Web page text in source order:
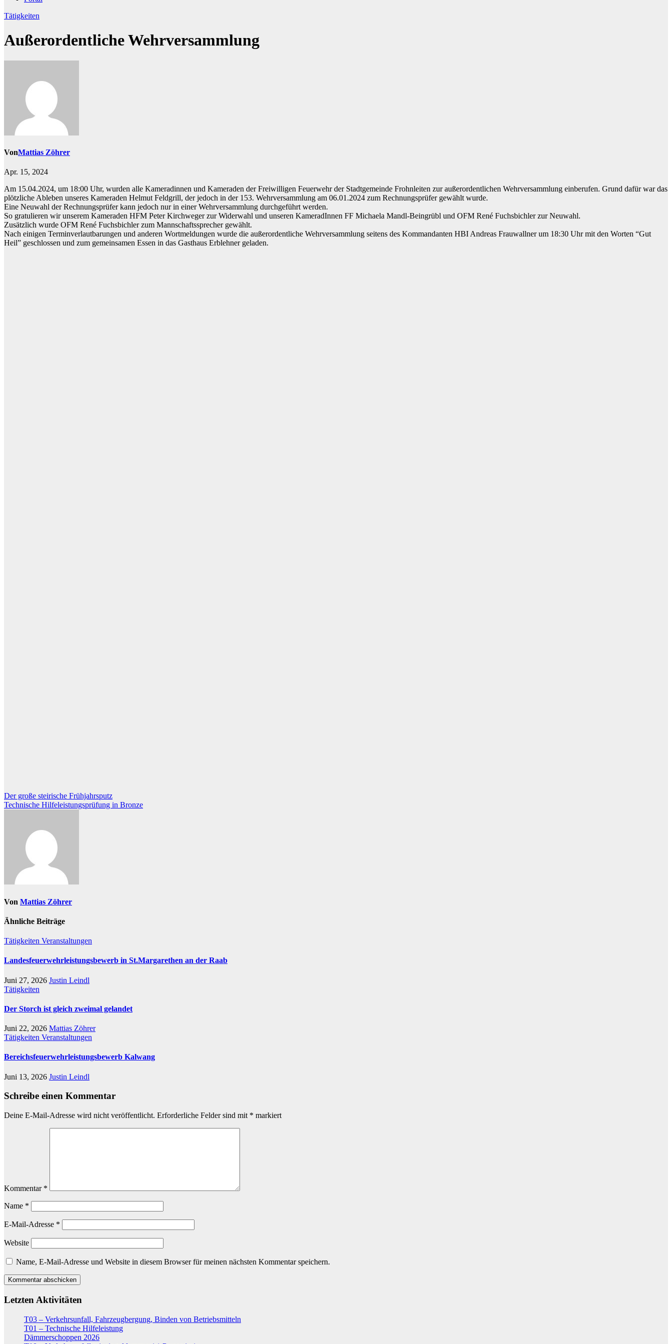
Tätigkeiten
Außerordentliche Wehrversammlung
VonMattias Zöhrer
Apr. 15, 2024
Am 15.04.2024, um 18:00 Uhr, wurden alle Kameradinnen und Kameraden der Freiwilligen Feuerwehr der Stadtgemeinde Frohnleiten zur außerordentlichen Wehrversammlung einberufen. Grund dafür war das
plötzliche Ableben unseres Kameraden Helmut Feldgrill, der jedoch in der 153. Wehrversammlung am 06.01.2024 zum Rechnungsprüfer gewählt wurde.
Eine Neuwahl der Rechnungsprüfer kann jedoch nur in einer Wehrversammlung durchgeführt werden.
So gratulieren wir unserem Kameraden HFM Peter Kirchweger zur Widerwahl und unseren KameradInnen FF Michaela Mandl-Beingrübl und OFM René Fuchsbichler zur Neuwahl.
Zusätzlich wurde OFM René Fuchsbichler zum Mannschaftssprecher gewählt.
Nach einigen Terminverlautbarungen und anderen Wortmeldungen wurde die außerordentliche Wehrversammlung seitens des Kommandanten HBI Andreas Frauwallner um 18:30 Uhr mit den Worten “Gut
Heil” geschlossen und zum gemeinsamen Essen in das Gasthaus Erblehner geladen.
Beitragsnavigation
Der große steirische Frühjahrsputz
Technische Hilfeleistungsprüfung in Bronze
Von Mattias Zöhrer
Ähnliche Beiträge
Tätigkeiten Veranstaltungen
Landesfeuerwehrleistungsbewerb in St.Margarethen an der Raab
Juni 27, 2026 Justin Leindl
Tätigkeiten
Der Storch ist gleich zweimal gelandet
Juni 22, 2026 Mattias Zöhrer
Tätigkeiten Veranstaltungen
Bereichsfeuerwehrleistungsbewerb Kalwang
Juni 13, 2026 Justin Leindl
Schreibe einen Kommentar
Deine E-Mail-Adresse wird nicht veröffentlicht. Erforderliche Felder sind mit * markiert
Kommentar *
Name *
E-Mail-Adresse *
Website
Name, E-Mail-Adresse und Website in diesem Browser für meinen nächsten Kommentar speichern.
Letzten Aktivitäten
T03 – Verkehrsunfall, Fahrzeugbergung, Binden von Betriebsmitteln
T01 – Technische Hilfeleistung
Dämmerschoppen 2026